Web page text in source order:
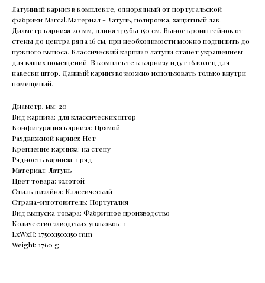
Латунный карниз в комплекте, однорядный от португальской
фабрики Marcal.Материал - Латунь, полировка, защитный лак.
Диаметр карниза 20 мм, длина трубы 150 см. Вынос кронштейнов от
стены до центра ряда 16 см, при необходимости можно подпилить до
нужного выноса. Классический карниз в латуни станет украшением
для ваших помещений. В комплекте к карнизу идут 16 колец для
навески штор. Данный карниз возможно использовать только внутри
помещений.
Диаметр, мм: 20
Вид карниза: для классических штор
Конфигурация карниза: Прямой
Раздвижной карниз: Нет
Крепление карниза: на стену
Рядность карниза: 1 ряд
Материал: Латунь
Цвет товара: золотой
Стиль дизайна: Классический
Страна-изготовитель: Португалия
Вид выпуска товара: Фабричное производство
Количество заводских упаковок: 1
LxWxH: 1750x150x150 mm
Weight: 1760 g